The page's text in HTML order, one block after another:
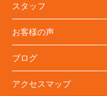
スタッフ
お客様の声
ブログ
アクセスマップ